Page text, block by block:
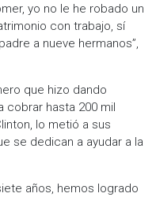
yo no le he robado un
con trabajo, sí
a nueve hermanos”,
que hizo dando
cobrar hasta 200 mil
lo metió a sus
se dedican a ayudar a la
años, hemos logrado